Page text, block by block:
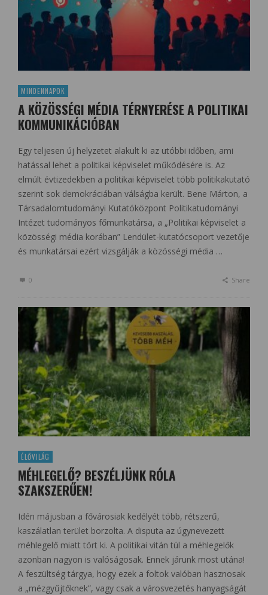
MINDENNAPOK
A KÖZÖSSÉGI MÉDIA TÉRNYERÉSE A POLITIKAI
KOMMUNIKÁCIÓBAN
Egy teljesen új helyzetet alakult ki az utóbbi időben, ami
hatással lehet a politikai képviselet működésére is. Az
elmúlt évtizedekben a politikai képviselet több politikakutató
szerint sok demokráciában válságba került. Bene Márton, a
Társadalomtudományi Kutatóközpont Politikatudományi
Intézet tudományos főmunkatársa, a „Politikai képviselet a
közösségi média korában” Lendület-kutatócsoport vezetője
és munkatársai ezért vizsgálják a közösségi média …
0 Share
ÉLŐVILÁG
MÉHLEGELŐ? BESZÉLJÜNK RÓLA
SZAKSZERŰEN!
Idén májusban a fővárosiak kedélyét több, rétszerű,
kaszálatlan terület borzolta. A disputa az úgynevezett
méhlegelő miatt tört ki. A politikai vitán túl a méhlegelők
azonban nagyon is valóságosak. Ennek járunk most utána!
A feszültség tárgya, hogy ezek a foltok valóban hasznosak
a „mézgyűjtőknek”, vagy csak a városvezetés hanyagságát